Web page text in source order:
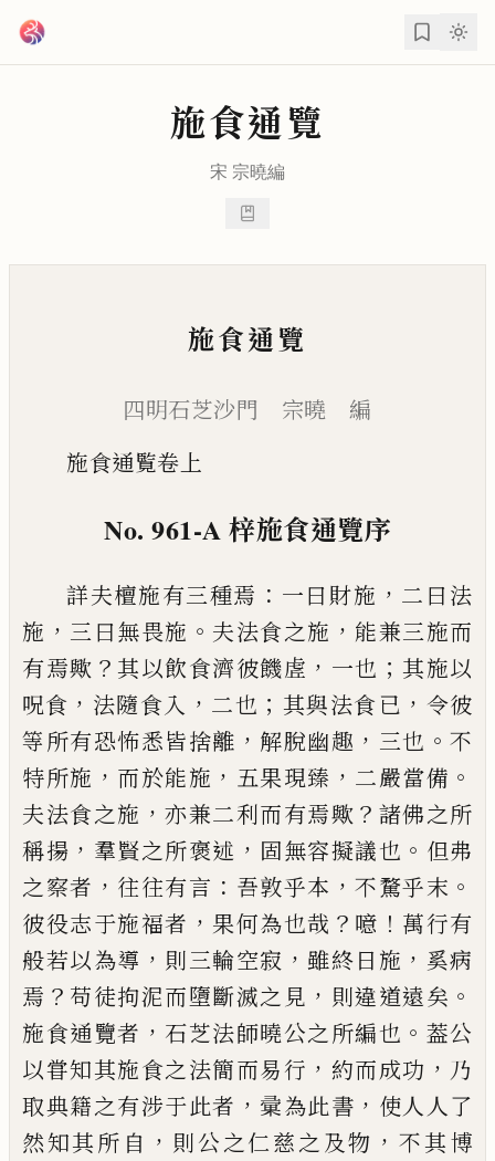
施食通覽
宋 宗曉編
施食通覽
四明石芝沙門 宗曉 編
施食通覧卷上
No. 961-A 梓施食通覽序
詳夫檀施有三種焉 ： 一曰財施 ， 二曰法
施 ， 三曰無畏施 。 夫法食之施 ， 能兼三施而
有焉歟 ？ 其以飲食濟彼饑虗 ， 一也 ； 其施以
呪食 ， 法隨食入 ， 二也 ； 其與法食已 ， 令彼
等所有恐怖悉皆捨離 ， 解脫幽趣 ， 三也 。 不
特所施 ， 而於能施 ， 五果現臻 ， 二嚴當備 。
夫法食之施 ， 亦兼二利而有焉歟 ？ 諸佛之所
稱揚 ， 羣賢之所褒述 ， 固無容擬議也 。 但弗
之察者 ， 往往有言 ： 吾敦乎本 ， 不騖乎末 。
彼役志于施福者 ， 果何為也哉 ？ 噫 ！ 萬行有
般若以為導 ， 則三輪空寂 ， 雖終日施 ， 奚病
焉 ？ 苟徒拘泥而墮斷滅之見 ， 則違道遠矣 。
施食通覽者 ， 石芝法師曉公之所編也 。 葢公
以甞知其施食之法簡而易行 ， 約而成功 ， 乃
取典籍之有涉于此者 ， 彚為此書 ， 使人人了
然知其所自 ， 則公之仁慈之及物 ， 不其博